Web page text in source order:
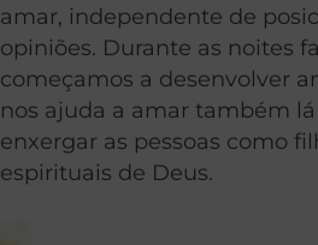
amar, independente de
opiniões. Durante as noites
começamos a desenvolver
nos ajuda a amar também
enxergar as pessoas como
espirituais de Deus.